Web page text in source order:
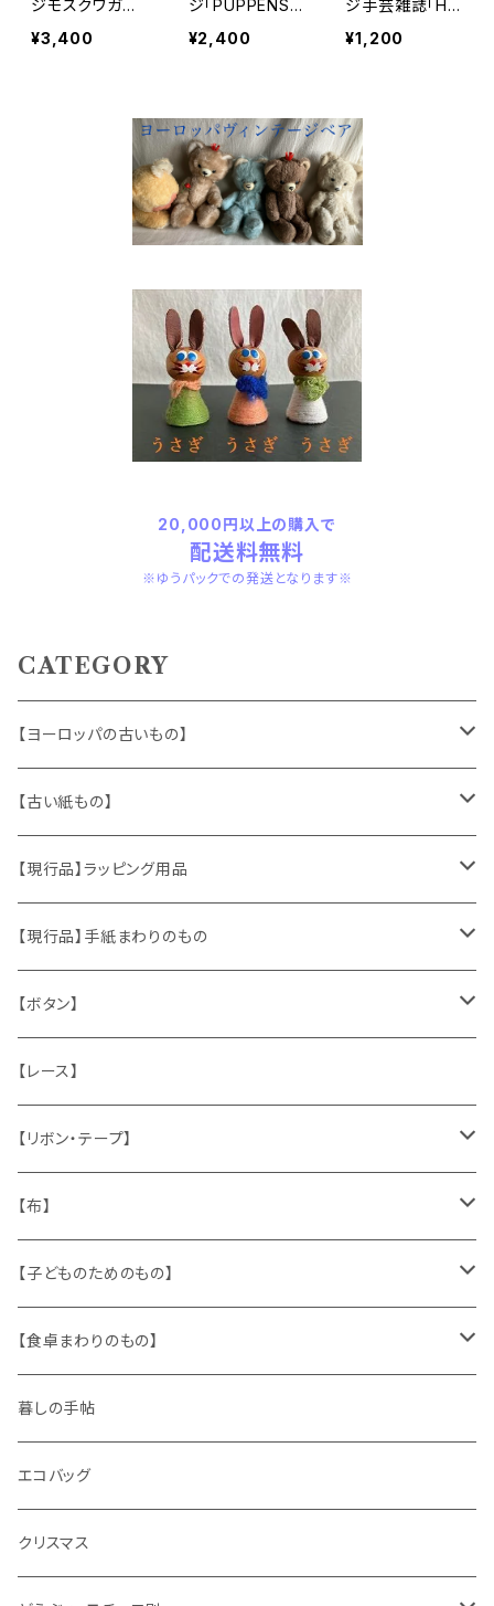
ジモスクワガイ
ドブック●地図
¥3,400
ジ「PUPPENSPI
ELEREIEN 2」人
形で遊ぼうb
¥2,400
ジ手芸雑誌「Ha
ndarbeit」1986
年3
¥1,200
20,000円以上の購入で
配送料無料
※ゆうパックでの発送となります※
CATEGORY
【ヨーロッパの古いもの】
ヴィンテージアクセサリー
おもちゃ、ぬいぐるみ
くま、テディベア
うさぎ
キャラクター
ピノキオ
ヴィンテージファブリック
ハンドメイド製品
お部屋に飾るもの
メタル製品
缶、箱
陶磁器
文房具
木製品
ミニチュア、ドールハウス
【古い紙もの】
切手、FDC
ポストカード、カレンダー
マッチラベル、食品ラベル
蔵書票、荷札、ビュバー、伝票
シール、ステッカー、クロモス
袋、箱、ナプキン、コースター
パズル、ゲーム
古本、古雑誌、古えほん
古レコード
古せっけん
ラッピングペーパー、壁紙
【現行品】ラッピング用品
伝票、タグ、シール
袋、ラッピングペーパー
ひも、テープ
【現行品】手紙まわりのもの
封筒、ポストカード
切手
スタンプ
文房具
【ボタン】
木
貝
メタル
ガラス
プラスチック
紙
【レース】
【リボン・テープ】
チロルテープ・イニシャルテープ
トリム
ワッペン
【布】
キッチンクロス、ナプキン
ニット
布地
【子どものためのもの】
身に着けるもの
【食卓まわりのもの】
ガラス
花びん
小物入れ
陶磁器
カップアンドソーサー
プレート
木製品
暮しの手帖
エコバッグ
クリスマス